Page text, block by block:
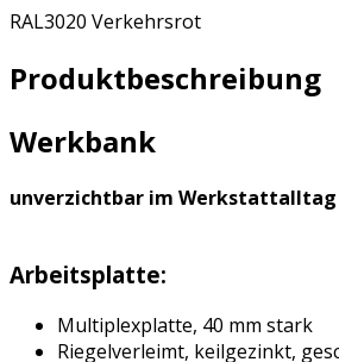
RAL3020 Verkehrsrot
Produktbeschreibung
Werkbank
unverzichtbar im Werkstattalltag
Arbeitsplatte:
Multiplexplatte, 40 mm stark
Riegelverleimt, keilgezinkt,